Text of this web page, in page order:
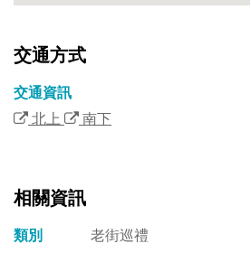
交通方式
交通資訊
北上
南下
相關資訊
類別
老街巡禮